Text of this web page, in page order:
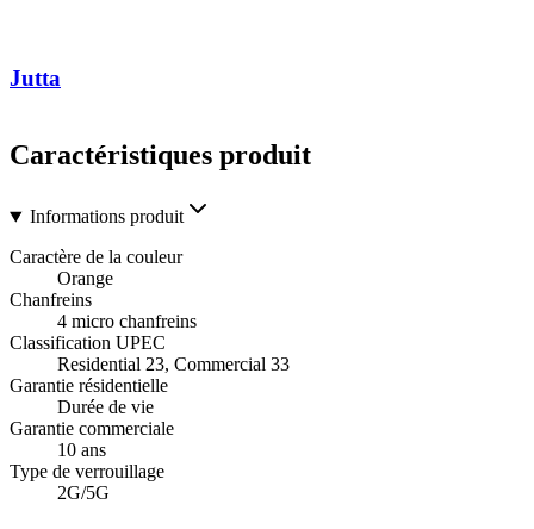
Jutta
Caractéristiques produit
Informations produit
Caractère de la couleur
Orange
Chanfreins
4 micro chanfreins
Classification UPEC
Residential 23, Commercial 33
Garantie résidentielle
Durée de vie
Garantie commerciale
10 ans
Type de verrouillage
2G/5G